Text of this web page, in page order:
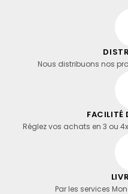
Nous distribuons nos
FACILITÉ
Réglez vos achats en 3 ou
Par les services